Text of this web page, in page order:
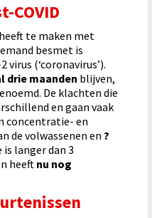
COVID
te maken met
besmet is
virus (‘coronavirus’).
drie maanden blijven,
De klachten die
en gaan vaak
concentratie- en
de volwassenen en ?
is langer dan 3
heeft nu nog